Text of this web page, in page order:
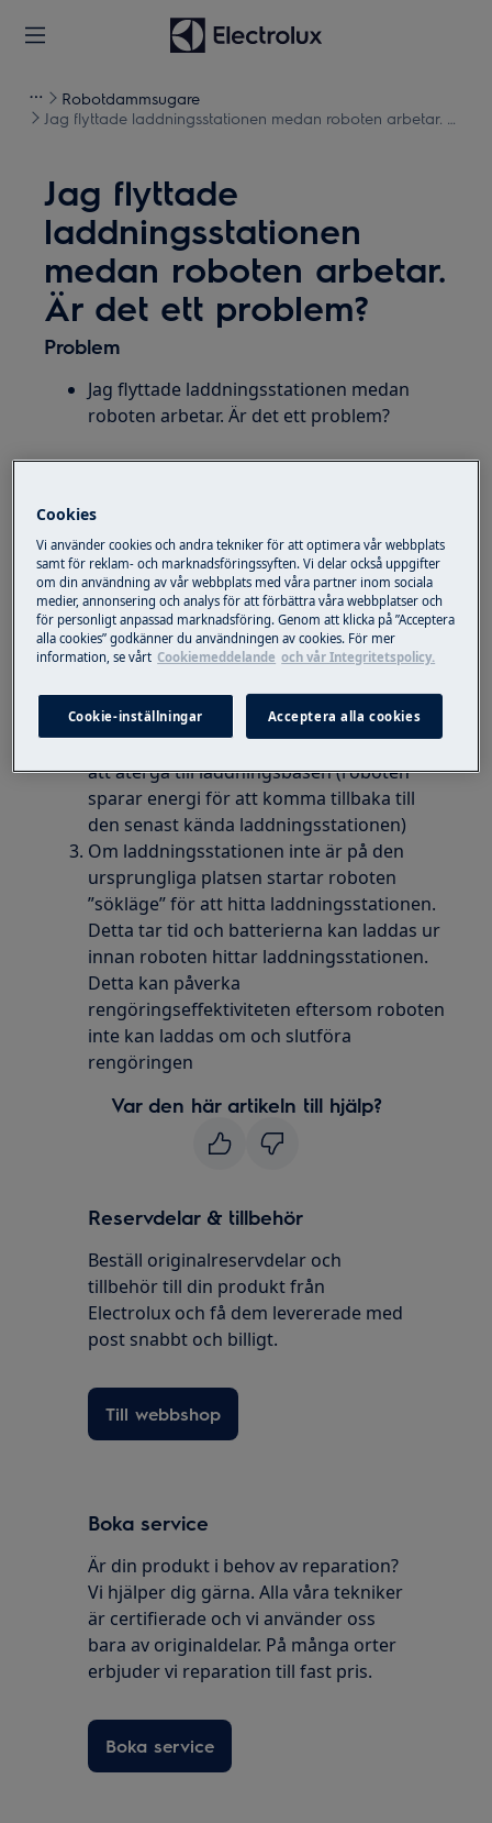
Robotdammsugare
Jag flyttade laddningsstationen medan roboten arbetar. Är
Jag flyttade
laddningsstationen
medan roboten arbetar.
Är det ett problem?
Problem
Jag flyttade laddningsstationen medan
roboten arbetar. Är det ett problem?
Pure I9
Pure I9.2
Robotdammsugare
Lösning
Att flytta laddaren medan roboten arbetar
rekommenderas inte
Om roboten, till exempel, behöver laddas
under rengöringsprocessen, kommer den
att återgå till laddningsbasen (roboten
sparar energi för att komma tillbaka till
den senast kända laddningsstationen)
Om laddningsstationen inte är på den
ursprungliga platsen startar roboten
”sökläge” för att hitta laddningsstationen.
Detta tar tid och batterierna kan laddas ur
innan roboten hittar laddningsstationen.
Detta kan påverka
rengöringseffektiviteten eftersom roboten
inte kan laddas om och slutföra
rengöringen
Var den här artikeln till hjälp?
Reservdelar & tillbehör
Beställ originalreservdelar och
tillbehör till din produkt från
Electrolux och få dem levererade med
post snabbt och billigt.
Till webbshop
Boka service
Är din produkt i behov av reparation?
Vi hjälper dig gärna. Alla våra tekniker
är certifierade och vi använder oss
bara av originaldelar. På många orter
erbjuder vi reparation till fast pris.
Boka service
Cookies
Vi använder cookies och andra tekniker för att optimera vår webbplats
samt för reklam- och marknadsföringssyften. Vi delar också uppgifter
om din användning av vår webbplats med våra partner inom sociala
medier, annonsering och analys för att förbättra våra webbplatser och
för personligt anpassad marknadsföring. Genom att klicka på ”Acceptera
alla cookies” godkänner du användningen av cookies. För mer
information, se vårt Cookiemeddelande och vår Integritetspolicy.
Cookie-inställningar Acceptera alla cookies